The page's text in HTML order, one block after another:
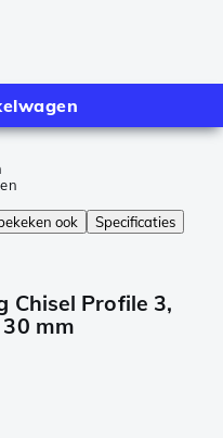
ook
Specificaties
Chisel Profile 3,
mm